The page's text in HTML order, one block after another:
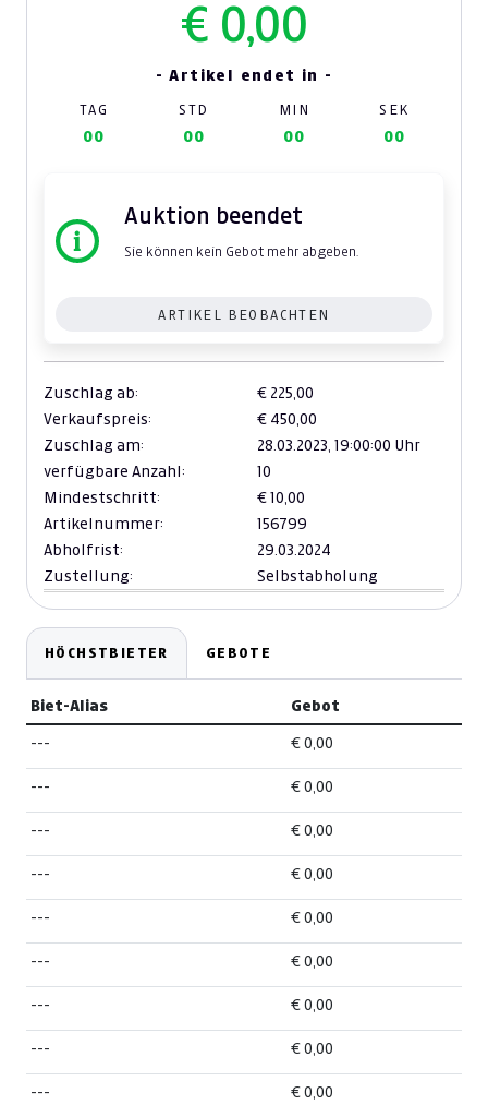
€ 0,00
- Artikel endet in -
TAG STD MIN SEK
00 00 00 00
Auktion beendet
Sie können kein Gebot mehr abgeben.
ARTIKEL BEOBACHTEN
Zuschlag ab:
€ 225,00
Verkaufspreis:
€ 450,00
Zuschlag am:
28.03.2023, 19:00:00 Uhr
verfügbare Anzahl:
10
Mindestschritt:
€ 10,00
Artikelnummer:
156799
Abholfrist:
29.03.2024
Zustellung:
Selbstabholung
HÖCHSTBIETER GEBOTE
Biet-Alias Gebot
--- € 0,00
--- € 0,00
--- € 0,00
--- € 0,00
--- € 0,00
--- € 0,00
--- € 0,00
--- € 0,00
--- € 0,00